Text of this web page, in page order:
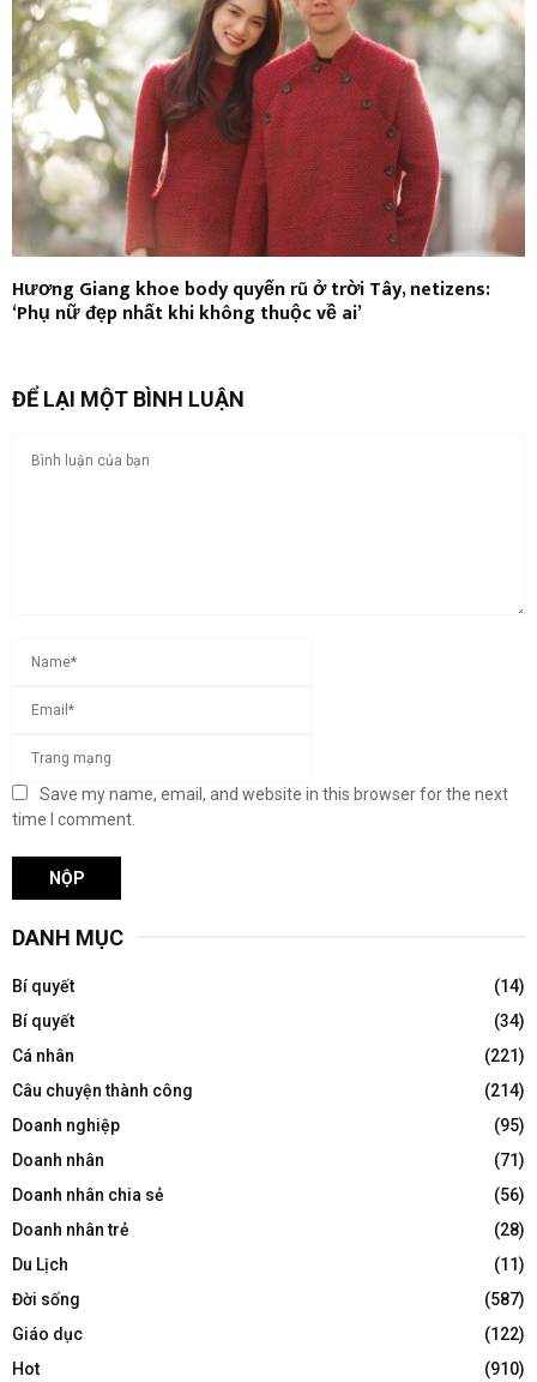
Hương Giang khoe body quyến rũ ở trời Tây, netizens:
‘Phụ nữ đẹp nhất khi không thuộc về ai’
ĐỂ LẠI MỘT BÌNH LUẬN
Save my name, email, and website in this browser for the next
time I comment.
DANH MỤC
Bí quyết
(14)
Bí quyết
(34)
Cá nhân
(221)
Câu chuyện thành công
(214)
Doanh nghiệp
(95)
Doanh nhân
(71)
Doanh nhân chia sẻ
(56)
Doanh nhân trẻ
(28)
Du Lịch
(11)
Đời sống
(587)
Giáo dục
(122)
Hot
(910)